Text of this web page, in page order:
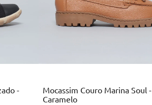
-
Mocassim Couro Marina Soul -
Caramelo